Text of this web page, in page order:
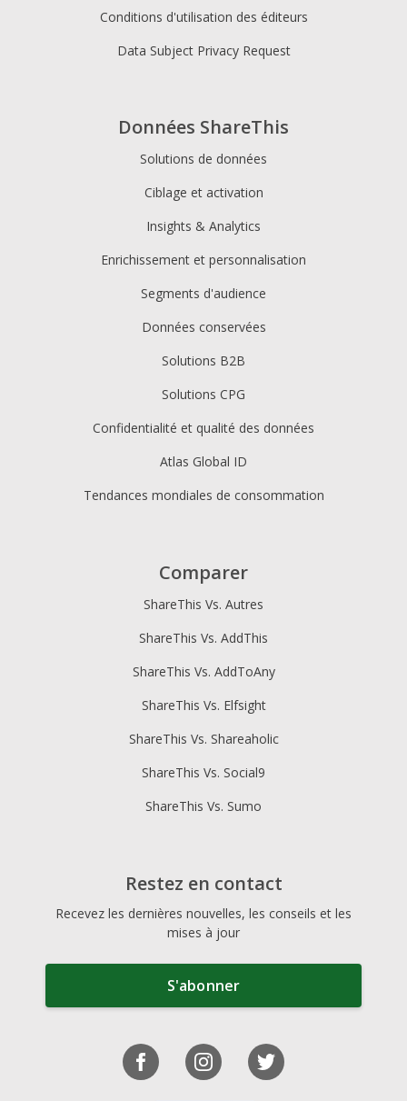
Données ShareThis
Solutions de données
Ciblage et activation
Insights & Analytics
Enrichissement et personnalisation
Segments d'audience
Données conservées
Solutions B2B
Solutions CPG
Confidentialité et qualité des données
Atlas Global ID
Tendances mondiales de consommation
Conditions d'utilisation des éditeurs
Data Subject Privacy Request
Comparer
ShareThis Vs. Autres
ShareThis Vs. AddThis
ShareThis Vs. AddToAny
ShareThis Vs. Elfsight
ShareThis Vs. Shareaholic
ShareThis Vs. Social9
ShareThis Vs. Sumo
Restez en contact
Recevez les dernières nouvelles, les conseils et les
mises à jour
S'abonner